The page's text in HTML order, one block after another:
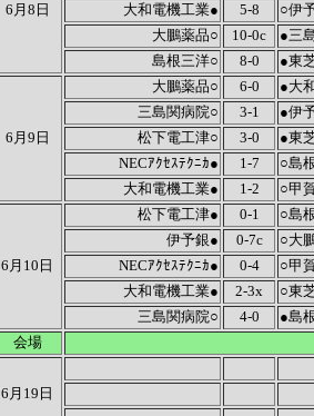
6月8日
大和電機工業●
5-8
○伊
大鵬薬品○
10-0c
●三
島根三洋○
8-0 ●東
6月9日
大鵬薬品○ 6-0
●大
三島関病院○
3-1
●伊
松下電工津○
3-0
●東
NECｱｸｾｽﾃｸﾆｶ●
1-7
○島
大和電機工業●
1-2 ○甲
6月10日
松下電工津● 0-1
○島
伊予銀●
0-7c
○大
NECｱｸｾｽﾃｸﾆｶ●
0-4
○甲
大和電機工業●
2-3x
○東
三島関病院○
4-0 ●島
会場
6月19日